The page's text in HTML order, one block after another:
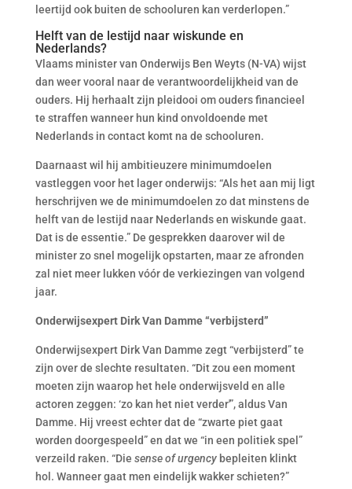
leertijd ook buiten de schooluren kan verderlopen.”
Helft van de lestijd naar wiskunde en
Nederlands?
Vlaams minister van Onderwijs Ben Weyts (N-VA) wijst
dan weer vooral naar de verantwoordelijkheid van de
ouders. Hij herhaalt zijn pleidooi om ouders financieel
te straffen wanneer hun kind onvoldoende met
Nederlands in contact komt na de schooluren.
Daarnaast wil hij ambitieuzere minimumdoelen
vastleggen voor het lager onderwijs: “Als het aan mij ligt
herschrijven we de minimumdoelen zo dat minstens de
helft van de lestijd naar Nederlands en wiskunde gaat.
Dat is de essentie.” De gesprekken daarover wil de
minister zo snel mogelijk opstarten, maar ze afronden
zal niet meer lukken vóór de verkiezingen van volgend
jaar.
Onderwijsexpert Dirk Van Damme “verbijsterd”
Onderwijsexpert Dirk Van Damme zegt “verbijsterd” te
zijn over de slechte resultaten. “Dit zou een moment
moeten zijn waarop het hele onderwijsveld en alle
actoren zeggen: ‘zo kan het niet verder'”, aldus Van
Damme. Hij vreest echter dat de “zwarte piet gaat
worden doorgespeeld” en dat we “in een politiek spel”
verzeild raken. “Die sense of urgencybepleiten klinkt
hol. Wanneer gaat men eindelijk wakker schieten?”